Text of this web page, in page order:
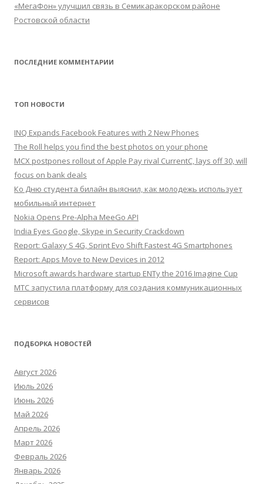
«МегаФон» улучшил связь в Семикаракорском районе
Ростовской области
ПОСЛЕДНИЕ КОММЕНТАРИИ
ТОП НОВОСТИ
INQ Expands Facebook Features with 2 New Phones
The Roll helps you find the best photos on your phone
MCX postpones rollout of Apple Pay rival CurrentC, lays off 30, will
focus on bank deals
Ко Дню студента билайн выяснил, как молодежь использует
мобильный интернет
Nokia Opens Pre-Alpha MeeGo API
India Eyes Google, Skype in Security Crackdown
Report: Galaxy S 4G, Sprint Evo Shift Fastest 4G Smartphones
Report: Apps Move to New Devices in 2012
Microsoft awards hardware startup ENTy the 2016 Imagine Cup
МТС запустила платформу для создания коммуникационных
сервисов
ПОДБОРКА НОВОСТЕЙ
Август 2026
Июль 2026
Июнь 2026
Май 2026
Апрель 2026
Март 2026
Февраль 2026
Январь 2026